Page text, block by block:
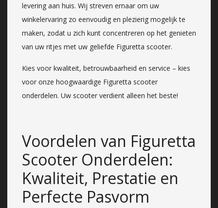
levering aan huis. Wij streven ernaar om uw
winkelervaring zo eenvoudig en plezierig mogelijk te
maken, zodat u zich kunt concentreren op het genieten
van uw ritjes met uw geliefde Figuretta scooter.
Kies voor kwaliteit, betrouwbaarheid en service – kies
voor onze hoogwaardige Figuretta scooter
onderdelen. Uw scooter verdient alleen het beste!
Voordelen van Figuretta
Scooter Onderdelen:
Kwaliteit, Prestatie en
Perfecte Pasvorm